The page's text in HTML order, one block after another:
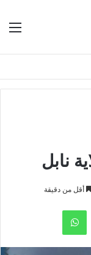
أقل من دقيقة
واتساب